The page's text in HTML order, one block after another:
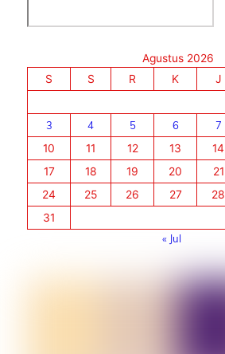
Agustus 2026
S
S R K J
3
4 5 6 7
10
11 12 13 14
17
18 19 20 21
24
25 26 27 28
31
« Jul